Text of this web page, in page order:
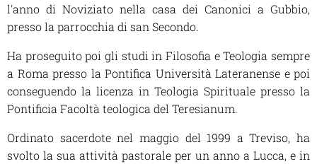
l'anno di Noviziato nella casa dei Canonici a Gubbio,
presso la parrocchia di san Secondo.
Ha proseguito poi gli studi in Filosofia e Teologia sempre
a Roma presso la Pontifica Università Lateranense e poi
conseguendo la licenza in Teologia Spirituale presso la
Pontificia Facoltà teologica del Teresianum.
Ordinato sacerdote nel maggio del 1999 a Treviso, ha
svolto la sua attività pastorale per un anno a Lucca, e in